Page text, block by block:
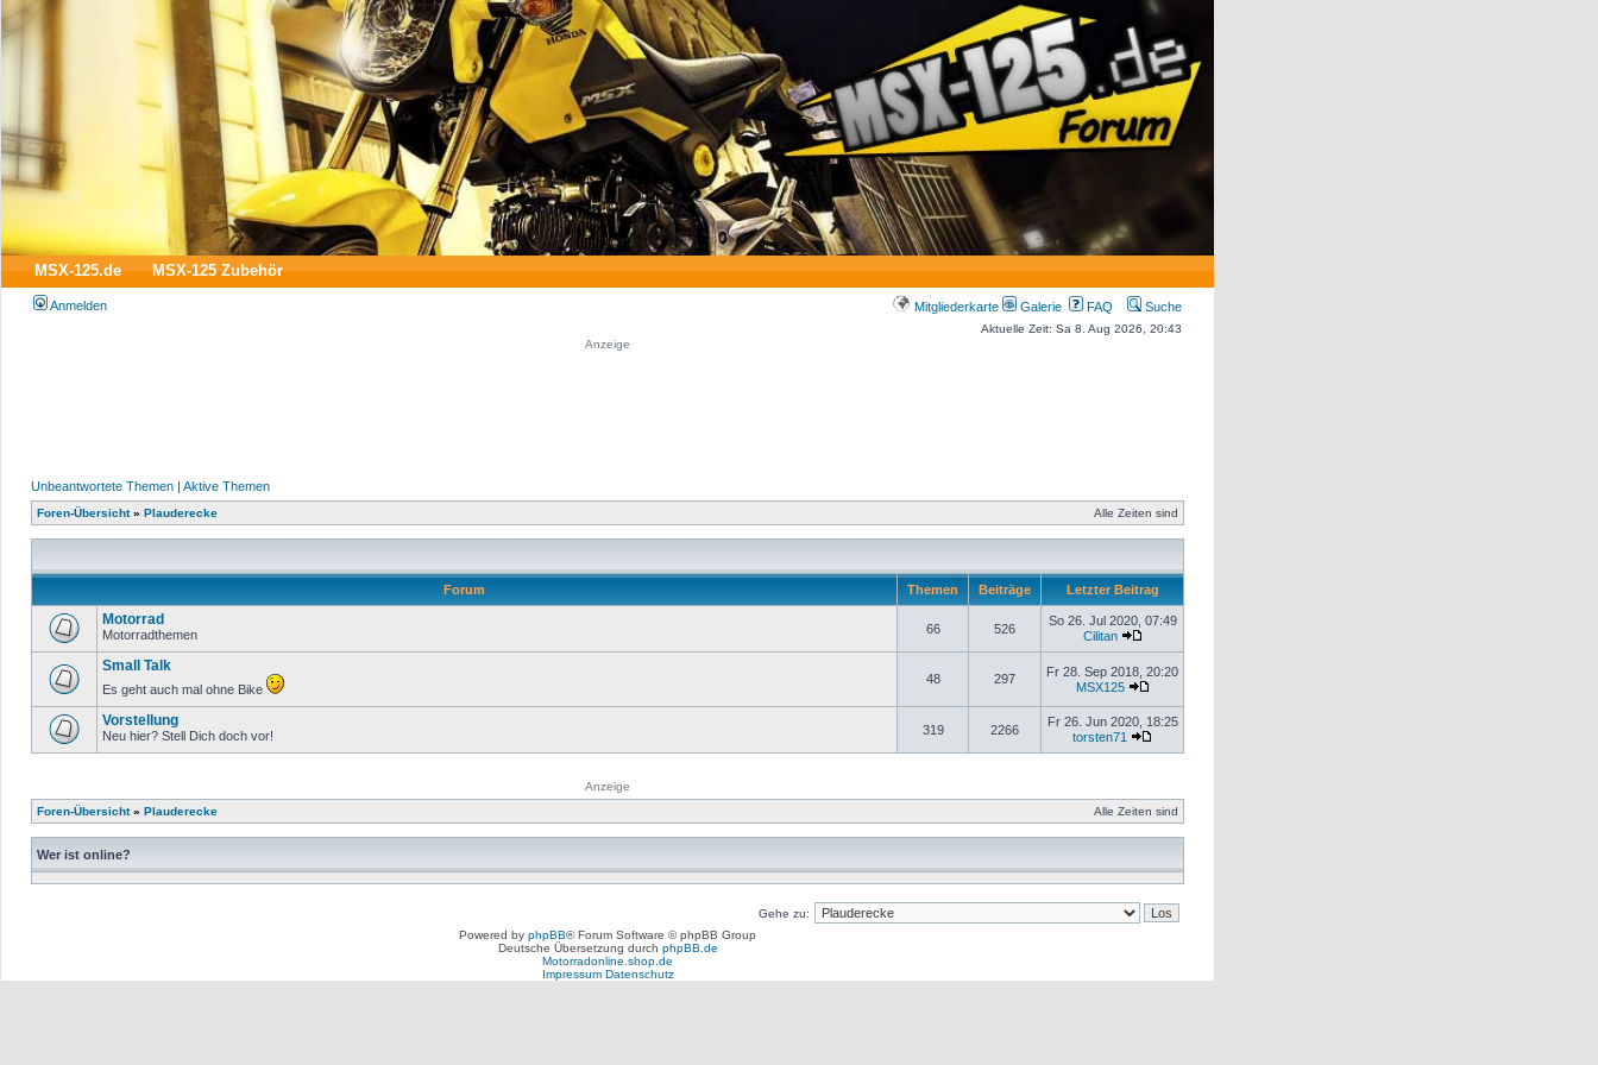
MSX-125.de MSX-125 Zubehör
Anmelden Mitgliederkarte Galerie FAQ Suche
Aktuelle Zeit: Sa 8. Aug 2026, 20:43
Anzeige
Unbeantwortete Themen | Aktive Themen
Foren-Übersicht» Plauderecke Alle Zeiten sind
Forum Themen Beiträge Letzter Beitrag
Motorrad
Motorradthemen 66 526
So 26. Jul 2020, 07:49
Cilitan
Small Talk
Es geht auch mal ohne Bike
48 297
Fr 28. Sep 2018, 20:20
MSX125
Vorstellung
Neu hier? Stell Dich doch vor! 319 2266
Fr 26. Jun 2020, 18:25
torsten71
Anzeige
Foren-Übersicht» Plauderecke Alle Zeiten sind
Wer ist online?
Gehe zu:
Powered by phpBB® Forum Software © phpBB Group
Deutsche Übersetzung durch phpBB.de
Motorradonline.shop.de
Impressum Datenschutz